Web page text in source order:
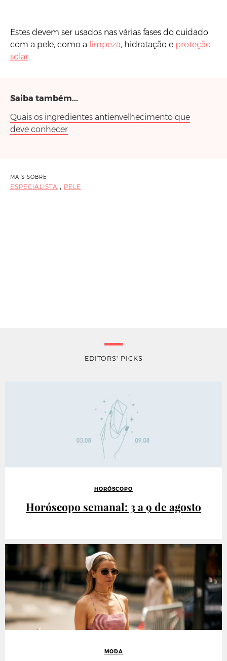
Estes devem ser usados nas várias fases do cuidado
com a pele, como a limpeza, hidratação e proteção
solar
Saiba também...
Quais os ingredientes antienvelhecimento que
deve conhecer
MAIS SOBRE
ESPECIALISTA , PELE
EDITORS' PICKS
HORÓSCOPO
Horóscopo semanal: 3 a 9 de agosto
MODA